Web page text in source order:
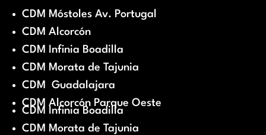
CDM Móstoles Av. Portugal
CDM Alcorcón
CDM Infinia Boadilla
CDM Morata de Tajunia
CDM Guadalajara
CDM Alcorcón Parque Oeste
CDM Infinia Boadilla
CDM Morata de Tajunia